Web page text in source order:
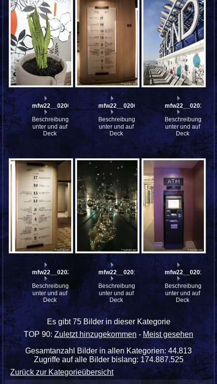
mfw22__0200949
Beschreibung:
unter und auf
Deck
mfw22__0200768
Beschreibung:
unter und auf
Deck
mfw22__0203000
Beschreibung:
unter und auf
Deck
mfw22__0202267
Beschreibung:
unter und auf
Deck
mfw22__0201851
Beschreibung:
unter und auf
Deck
mfw22__0201838
Beschreibung:
unter und auf
Deck
Es gibt 75 Bilder in dieser Kategorie
TOP 90:Zuletzt hinzugekommen -Meist gesehen
Gesamtanzahl Bilder in allen Kategorien: 44.813
Zugriffe auf alle Bilder bislang: 174.887.525
Zurück zur Kategorieübersicht